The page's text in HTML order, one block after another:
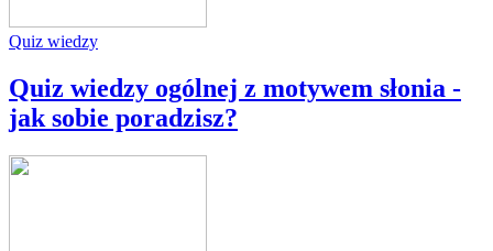
Quiz wiedzy
Quiz wiedzy ogólnej z motywem słonia -
jak sobie poradzisz?